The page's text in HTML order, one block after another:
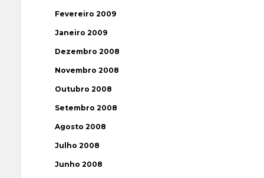
Fevereiro 2009
Janeiro 2009
Dezembro 2008
Novembro 2008
Outubro 2008
Setembro 2008
Agosto 2008
Julho 2008
Junho 2008